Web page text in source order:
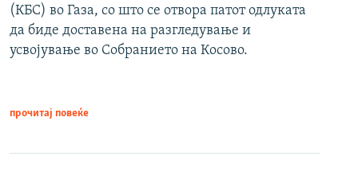
(КБС) во Газа, со што се отвора патот одлуката
да биде доставена на разгледување и
усвојување во Собранието на Косово.
прочитај повеќе